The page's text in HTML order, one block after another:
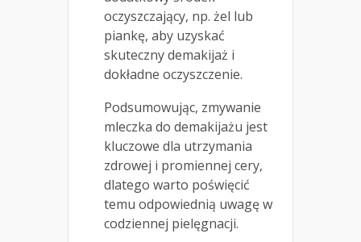
oczyszczający, np. żel lub
piankę, aby uzyskać
skuteczny demakijaż i
dokładne oczyszczenie.
Podsumowując, zmywanie
mleczka do demakijażu jest
kluczowe dla utrzymania
zdrowej i promiennej cery,
dlatego warto poświęcić
temu odpowiednią uwagę w
codziennej pielęgnacji.